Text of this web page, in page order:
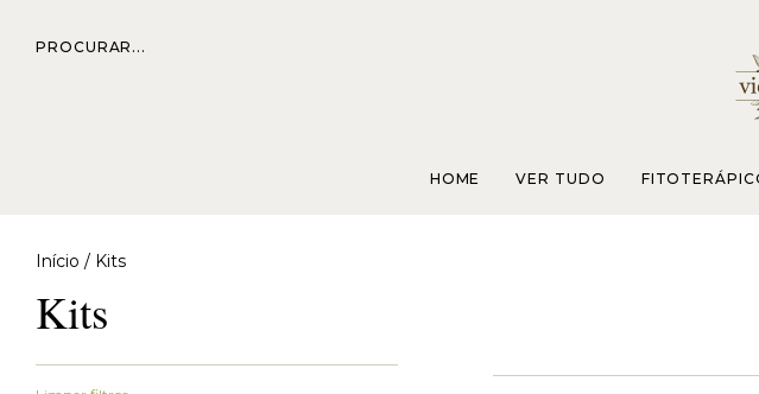
PROCURAR...
HOME VER TUDO
Início / Kits
Kits